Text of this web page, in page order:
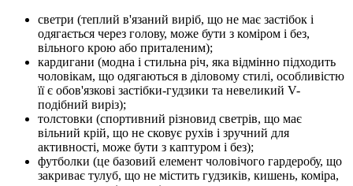
светри (теплий в'язаний виріб, що не має застібок і
одягається через голову, може бути з коміром і без,
вільного крою або приталеним);
кардигани (модна і стильна річ, яка відмінно підходить
чоловікам, що одягаються в діловому стилі, особливістю
її є обов'язкові застібки-гудзики та невеликий V-
подібний виріз);
толстовки (спортивний різновид светрів, що має
вільний крій, що не сковує рухів і зручний для
активності, може бути з каптуром і без);
футболки (це базовий елемент чоловічого гардеробу, що
закриває тулуб, що не містить гудзиків, кишень, коміра,